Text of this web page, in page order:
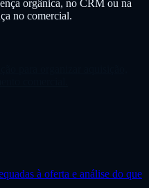
orgânica, no CRM ou na
no comercial.
à oferta e análise do que